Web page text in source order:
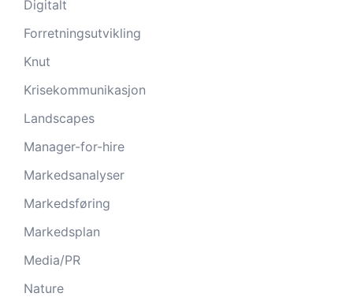
Digitalt
Forretningsutvikling
Knut
Krisekommunikasjon
Landscapes
Manager-for-hire
Markedsanalyser
Markedsføring
Markedsplan
Media/PR
Nature